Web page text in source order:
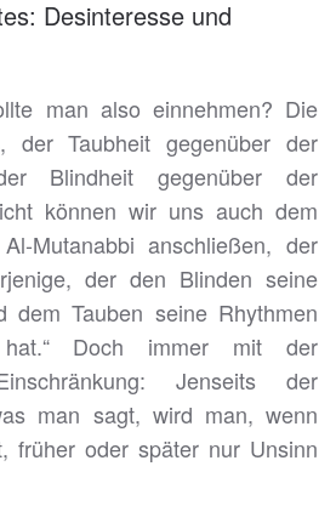
Desinteresse und
man also einnehmen? Die
der Taubheit gegenüber der
Blindheit gegenüber der
können wir uns auch dem
Mutanabbi anschließen, der
der den Blinden seine
dem Tauben seine Rhythmen
hat.“ Doch immer mit der
Jenseits der
man sagt, wird man, wenn
früher oder später nur Unsinn